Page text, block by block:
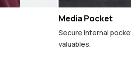
Media Pocket
Secure internal
valuables.